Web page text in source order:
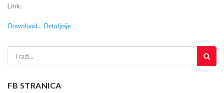
Link:
Download… Detaljnije
FB STRANICA